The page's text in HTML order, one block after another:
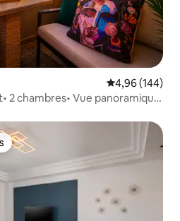
Note
4,96 (144)
2 chambres• Vue panoramique